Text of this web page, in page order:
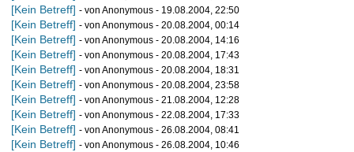
[Kein Betreff] - von Anonymous - 19.08.2004, 22:50
[Kein Betreff] - von Anonymous - 20.08.2004, 00:14
[Kein Betreff] - von Anonymous - 20.08.2004, 14:16
[Kein Betreff] - von Anonymous - 20.08.2004, 17:43
[Kein Betreff] - von Anonymous - 20.08.2004, 18:31
[Kein Betreff] - von Anonymous - 20.08.2004, 23:58
[Kein Betreff] - von Anonymous - 21.08.2004, 12:28
[Kein Betreff] - von Anonymous - 22.08.2004, 17:33
[Kein Betreff] - von Anonymous - 26.08.2004, 08:41
[Kein Betreff] - von Anonymous - 26.08.2004, 10:46